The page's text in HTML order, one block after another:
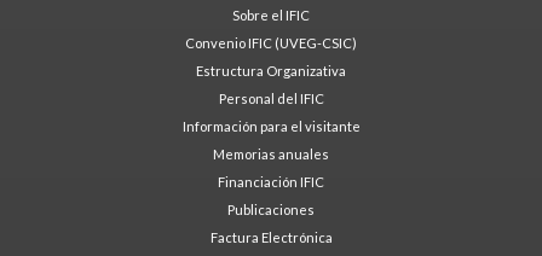
Sobre el IFIC
Convenio IFIC (UVEG-CSIC)
Estructura Organizativa
Personal del IFIC
Información para el visitante
Memorias anuales
Financiación IFIC
Publicaciones
Factura Electrónica